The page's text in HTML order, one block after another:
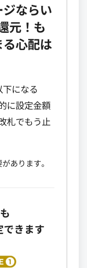
ならい
元！も
心配は
になる
に設定金額
札でもう止
あります。
できます